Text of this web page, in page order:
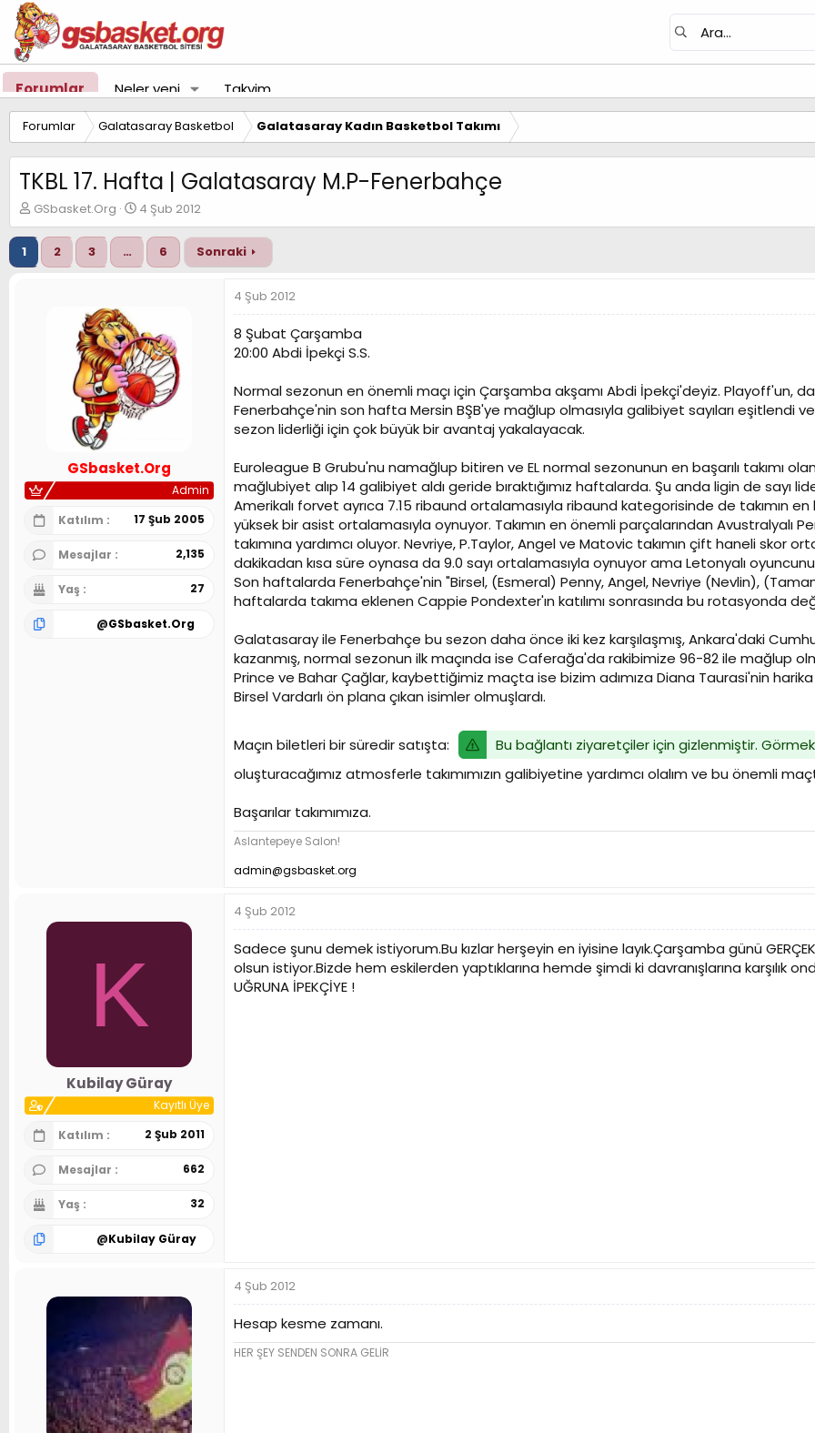
Forumlar Neler yeni Takvim
Forumlar Galatasaray Basketbol Galatasaray Kadın Basketbol Takımı
TKBL 17. Hafta | Galatasaray M.P-Fenerbahçe
K
o
n
u
y
GSbasket.Org
B
a
ş
a
ç
t
a
r
i
h
4 Şub 2012
1 2 3 … 6 Sonraki
GSbasket.Org
Admin
Katılım
17 Şub 2005
Mesajlar 2,135
Yaş 27
@GSbasket.Org
4 Şub 2012
8 Şubat Çarşamba
20:00 Abdi İpekçi S.S.
Normal sezonun en önemli maçı için Çarşamba akşamı Abdi İpekçi'deyiz. Playoff'un,
Fenerbahçe'nin son hafta Mersin BŞB'ye mağlup olmasıyla galibiyet sayıları eşitlendi
sezon liderliği için çok büyük bir avantaj yakalayacak.
Euroleague B Grubu'nu namağlup bitiren ve EL normal sezonunun en başarılı takımı
mağlubiyet alıp 14 galibiyet aldı geride bıraktığımız haftalarda. Şu anda ligin de sayı
Amerikalı forvet ayrıca 7.15 ribaund ortalamasıyla ribaund kategorisinde de takımın en
yüksek bir asist ortalamasıyla oynuyor. Takımın en önemli parçalarından Avustralyalı
takımına yardımcı oluyor. Nevriye, P.Taylor, Angel ve Matovic takımın çift haneli skor
dakikadan kısa süre oynasa da 9.0 sayı ortalamasıyla oynuyor ama Letonyalı
Son haftalarda Fenerbahçe'nin "Birsel, (Esmeral) Penny, Angel, Nevriye (Nevlin),
haftalarda takıma eklenen Cappie Pondexter'ın katılımı sonrasında bu rotasyonda
Galatasaray ile Fenerbahçe bu sezon daha önce iki kez karşılaşmış, Ankara'daki
kazanmış, normal sezonun ilk maçında ise Caferağa'da rakibimize 96-82 ile mağlup
Prince ve Bahar Çağlar, kaybettiğimiz maçta ise bizim adımıza Diana Taurasi'nin
Birsel Vardarlı ön plana çıkan isimler olmuşlardı.
Maçın biletleri bir süredir satışta:
Bu bağlantı ziyaretçiler için gizlenmiştir.
oluşturacağımız atmosferle takımımızın galibiyetine yardımcı olalım ve bu önemli
Başarılar takımımıza.
Aslantepeye Salon!
admin@gsbasket.org
K
Kubilay Güray
Kayıtlı Üye
Katılım
2 Şub 2011
Mesajlar 662
Yaş 32
@Kubilay Güray
4 Şub 2012
Sadece şunu demek istiyorum.Bu kızlar herşeyin en iyisine layık.Çarşamba günü
olsun istiyor.Bizde hem eskilerden yaptıklarına hemde şimdi ki davranışlarına karşılık
UĞRUNA İPEKÇİYE !
4 Şub 2012
Hesap kesme zamanı.
HER ŞEY SENDEN SONRA GELİR